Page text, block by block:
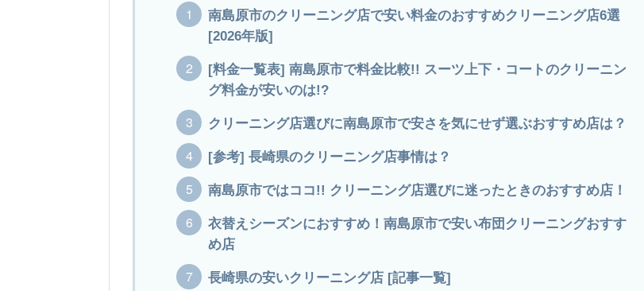
南島原市のクリーニング店で安い料金のおすすめクリーニング店6選
[2026年版]
[料金一覧表] 南島原市で料金比較!! スーツ上下・コートのクリーニン
グ料金が安いのは!?
クリーニング店選びに南島原市で安さを気にせず選ぶおすすめ店は？
[参考] 長崎県のクリーニング店事情は？
南島原市ではココ!! クリーニング店選びに迷ったときのおすすめ店！
衣替えシーズンにおすすめ！南島原市で安い布団クリーニングおすす
め店
長崎県の安いクリーニング店 [記事一覧]